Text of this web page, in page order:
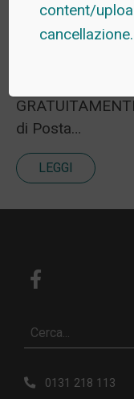
PEC L’Ordine
di Posta…
LEGGI
0131 218 113
content/